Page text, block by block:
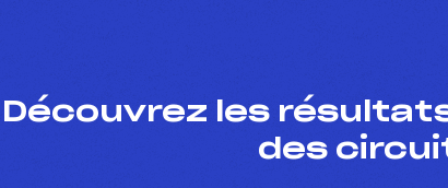
Découvrez les
des